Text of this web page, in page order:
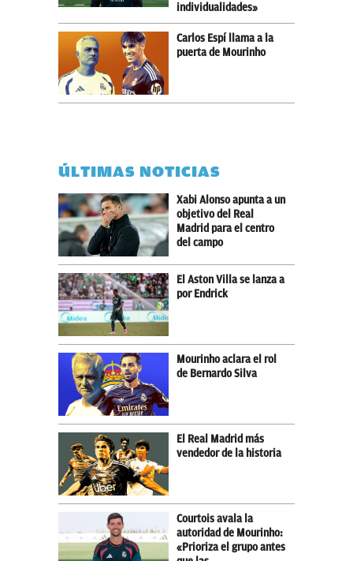
individualidades»
Carlos Espí llama a la
puerta de Mourinho
ÚLTIMAS NOTICIAS
Xabi Alonso apunta a un
objetivo del Real
Madrid para el centro
del campo
El Aston Villa se lanza a
por Endrick
Mourinho aclara el rol
de Bernardo Silva
El Real Madrid más
vendedor de la historia
Courtois avala la
autoridad de Mourinho:
«Prioriza el grupo antes